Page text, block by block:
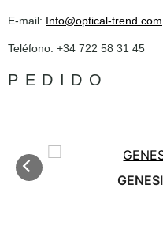
E-mail: Info@optical-trend.com
Teléfono: +34 722 58 31 45
PEDIDO